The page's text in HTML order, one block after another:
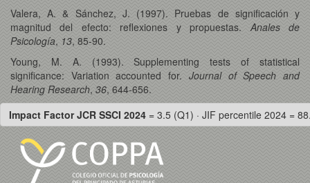
Valera, A. & Sánchez, J. (1997). Pruebas de significación y
magnitud del efecto: reflexiones y propuestas. Anales de
Psicología, 13, 85-90.
Young, M. A. (1993). Supplementing tests of statistical
significance: Variation accounted for. Journal of Speech and
Hearing Research, 36, 644-656.
Impact Factor JCR SSCI 2024 = 3.5 (Q1) · JIF percentile 2024 =